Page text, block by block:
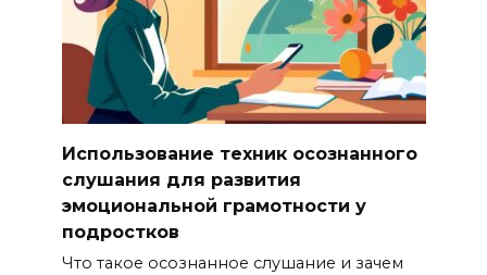
Использование техник осознанного
слушания для развития
эмоциональной грамотности у
подростков
Что такое осознанное слушание и зачем